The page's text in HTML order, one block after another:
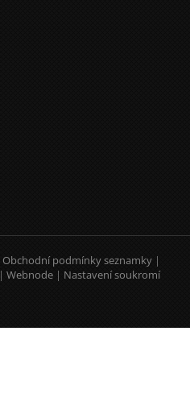
Obchodní podmínky seznamky |
| Webnode | Nastavení soukromí